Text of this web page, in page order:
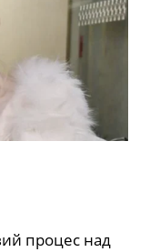
процес над